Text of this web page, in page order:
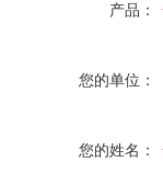
产品：
您的单位：
您的姓名：